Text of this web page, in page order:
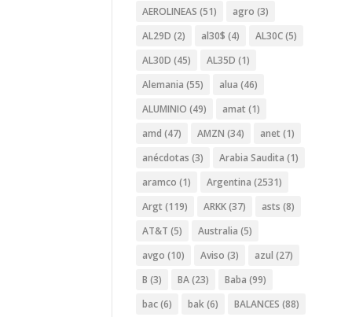
AEROLINEAS (51) agro (3)
AL29D (2) al30$ (4) AL30C(5)
AL30D (45) AL35D (1)
Alemania (55) alua (46)
ALUMINIO (49) amat (1)
amd (47) AMZN (34) anet (1)
anécdotas (3) Arabia Saudita (1)
aramco (1) Argentina (2531)
Argt (119) ARKK(37) asts (8)
AT&T (5) Australia (5)
avgo (10) Aviso (3) azul (27)
B (3) BA(23) Baba (99)
bac(6) bak(6) BALANCES (88)